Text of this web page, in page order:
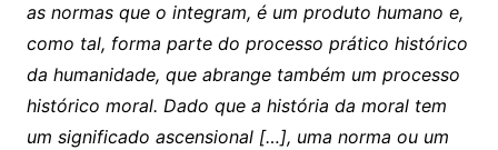
as normas que o integram, é um produto humano e,
como tal, forma parte do processo prático histórico
da humanidade, que abrange também um processo
histórico moral. Dado que a história da moral tem
um significado ascensional […], uma norma ou um